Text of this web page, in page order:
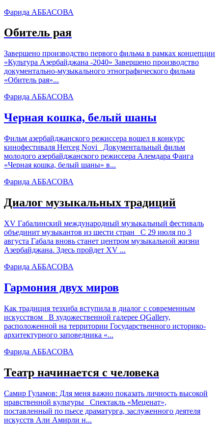
Фарида АББАСОВА
Обитель рая
Завершено производство первого фильма в рамках концепции
«Культура Азербайджана -2040» Завершено производство
документально-музыкального этнографического фильма
«Обитель рая»...
Фарида АББАСОВА
Черная кошка, белый шаны
Фильм азербайджанского режиссера вошел в конкурс
кинофестиваля Herceg Novi Документальный фильм
молодого азербайджанского режиссера Алемдара Фаига
«Черная кошка, белый шаны» в...
Фарида АББАСОВА
Диалог музыкальных традиций
XV Габалинский международный музыкальный фестиваль
объединит музыкантов из шести стран С 29 июля по 3
августа Габала вновь станет центром музыкальной жизни
Азербайджана. Здесь пройдет XV ...
Фарида АББАСОВА
Гармония двух миров
Как традиция тезхиба вступила в диалог с современным
искусством В художественной галерее QGallery,
расположенной на территории Государственного историко-
архитектурного заповедника «...
Фарида АББАСОВА
Театр начинается с человека
Самир Гуламов: Для меня важно показать личность высокой
нравственной культуры Спектакль «Меценат»,
поставленный по пьесе драматурга, заслуженного деятеля
искусств Али Амирли н...